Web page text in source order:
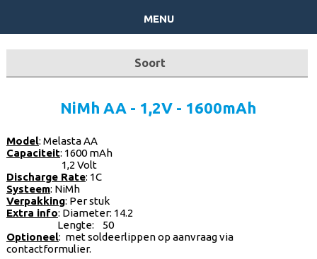
menu
Soort
NiMh AA - 1,2V - 1600mAh
Model: Melasta AA
Capaciteit: 1600 mAh
1,2 Volt
Discharge Rate: 1C
Systeem: NiMh
Verpakking: Per stuk
Extra info: Diameter: 14.2
Lengte: 50
Optioneel: met soldeerlippen op aanvraag via
contactformulier.